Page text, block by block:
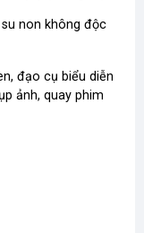
non không độc
đạo cụ biểu diễn
ảnh, quay phim